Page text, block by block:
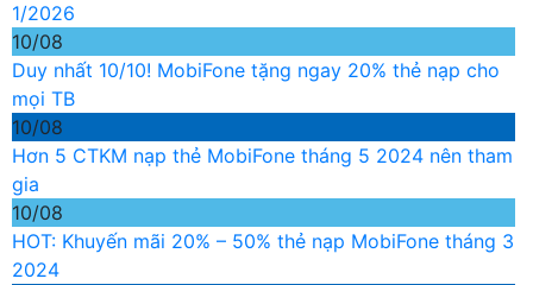
1/2026
10/08
Duy nhất 10/10! MobiFone tặng ngay 20% thẻ nạp cho
mọi TB
10/08
Hơn 5 CTKM nạp thẻ MobiFone tháng 5 2024 nên tham
gia
10/08
HOT: Khuyến mãi 20% – 50% thẻ nạp MobiFone tháng 3
2024